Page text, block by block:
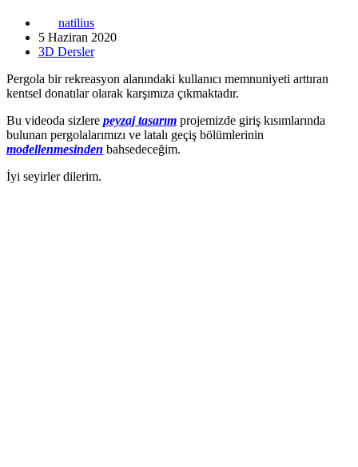
natilius
5 Haziran 2020
3D Dersler
Pergola bir rekreasyon alanındaki kullanıcı memnuniyeti arttıran
kentsel donatılar olarak karşımıza çıkmaktadır.
Bu videoda sizlere peyzaj tasarım projemizde giriş kısımlarında
bulunan pergolalarımızı ve latalı geçiş bölümlerinin
modellenmesinden bahsedeceğim.
İyi seyirler dilerim.